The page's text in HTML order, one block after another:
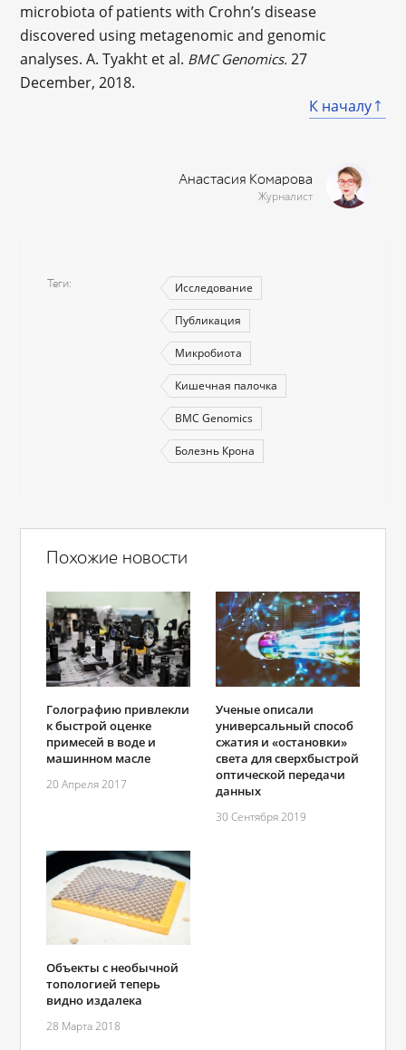
microbiota of patients with Crohn’s disease
discovered using metagenomic and genomic
analyses. A. Tyakht et al. BMC Genomics. 27
December, 2018.
К началу
Анастасия Комарова
Журналист
Теги Исследование
Публикация
Микробиота
Кишечная палочка
BMC Genomics
Болезнь Крона
Похожие новости
Голографию привлекли
к быстрой оценке
примесей в воде и
машинном масле
20 Апреля 2017
Ученые описали
универсальный способ
сжатия и «остановки»
света для сверхбыстрой
оптической передачи
данных
30 Сентября 2019
Объекты с необычной
топологией теперь
видно издалека
28 Марта 2018